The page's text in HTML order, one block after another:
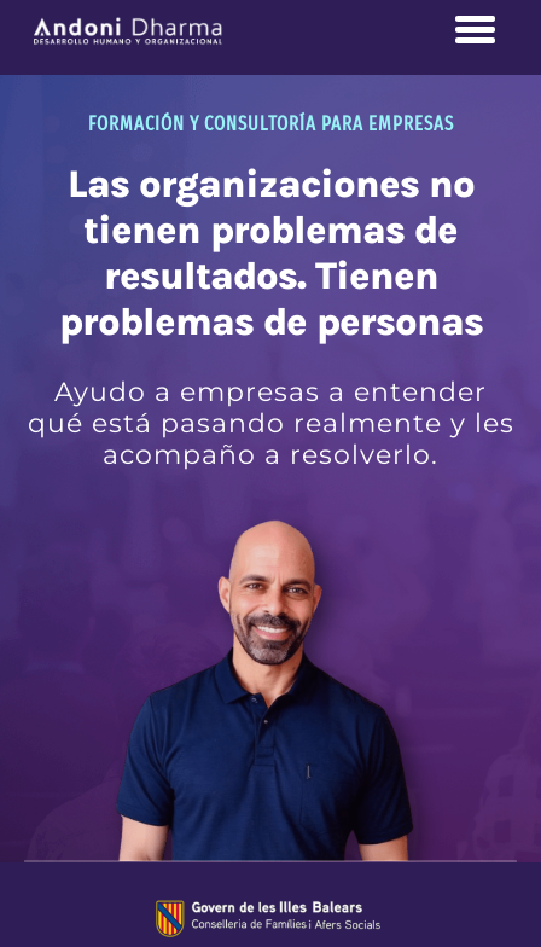
FORMACIÓN Y CONSULTORÍA PARA EMPRESAS
Las organizaciones no
tienen problemas de
resultados. Tienen
problemas de personas
Ayudo a empresas a entender
qué está pasando realmente y les
acompaño a resolverlo.